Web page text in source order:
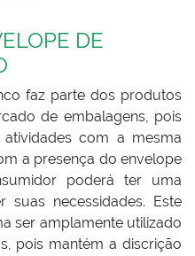
DE
faz parte dos produtos
de embalagens, pois
com a mesma
a presença do envelope
poderá ter uma
suas necessidades. Este
ser amplamente utilizado
pois mantém a discrição